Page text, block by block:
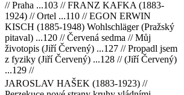
// Praha ...103 // FRANZ KAFKA (1883-
1924) // Ortel ...110 // EGON ERWIN
KISCH (1885-1948) Wohlschläger (Pražský
pitaval) ...120 // Červená sedma // Můj
životopis (Jiří Červený) ...127 // Propadl jsem
z fyziky (Jiří Červený) ...128 // (Jiří Červený)
...129 //
JAROSLAV HAŠEK (1883-1923) //